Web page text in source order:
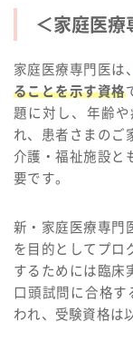
＜家庭医療
家庭医療専門医は
ることを示す資格
題に対し、年齢
れ、患者さまのご
介護・福祉施設と
要です。
新・家庭医療専門
を目的としてプロ
するためには臨床
口頭試問に合格
われ、受験資格は